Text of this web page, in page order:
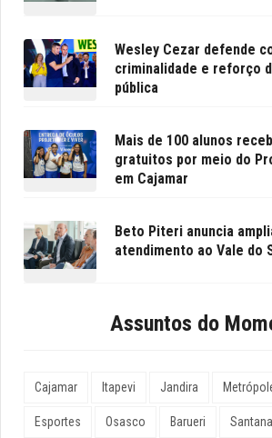
Wesley Cezar defende
criminalidade e reforço
pública
Mais de 100 alunos
gratuitos por meio do
em Cajamar
Beto Piteri anuncia
atendimento ao Vale do
Assuntos do
Cajamar Itapevi Jandira
Esportes Osasco Barueri